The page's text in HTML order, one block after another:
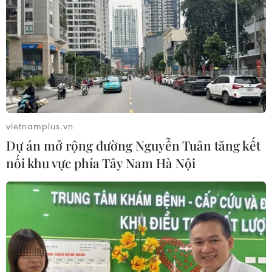
Triệt phá thành công hệ
thống Lương Sơn TV đánh bạc lên tới
1.500 tỷ đồng/tháng
05/08/2026 04:57
Đình chỉ chức vụ một hiệu trưởng do
liên quan đường dây cá độ bóng đá
05/08/2026 03:25
Cảnh báo lừa đảo mùa tựu trường:
Cẩn trọng với thủ đoạn giả danh, đặt
04/08/2026 14:55
vietnamplus.vn
Dự án mở rộng đường Nguyễn Tuân tăng kết
nối khu vực phía Tây Nam Hà Nội